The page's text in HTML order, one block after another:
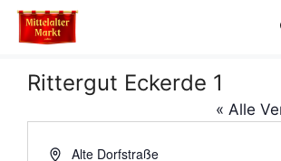
Zum
Inhalt
Rittergut Eckerde 1
« Alle
A
Alte Dorfstraße